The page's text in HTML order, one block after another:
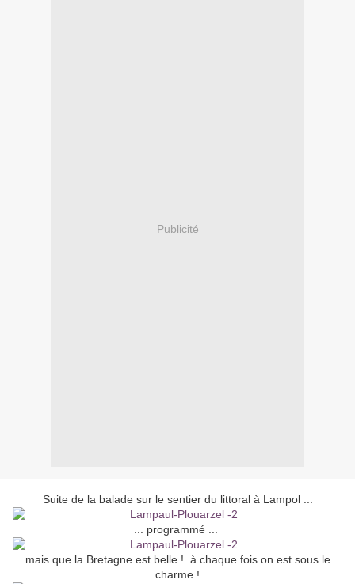
Publicité
Suite de la balade sur le sentier du littoral à Lampol ...
... programmé ...
mais que la Bretagne est belle ! à chaque fois on est sous le
charme !